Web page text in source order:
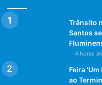
Trânsito
Santos
4 horas
Feira
ao